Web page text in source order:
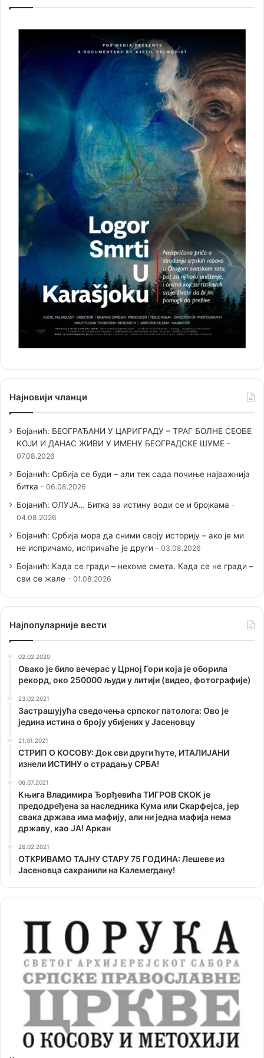
Најновији чланци
Бојанић: БЕОГРАЂАНИ У ЦАРИГРАДУ – ТРАГ БОЛНЕ СЕОБЕ
КОЈИ И ДАНАС ЖИВИ У ИМЕНУ БЕОГРАДСКЕ ШУМЕ
07.08.2026
Бојанић: Србија се буди – али тек сада почиње најважнија
битка
06.08.2026
Бојанић: ОЛУЈА… Битка за истину води се и бројкама
04.08.2026
Бојанић: Србија мора да сними своју историју – ако је ми
не испричамо, испричаће је други
03.08.2026
Бојанић: Када се гради – некоме смета. Када се не гради –
сви се жале
01.08.2026
Наjпопуларније вести
02.02.2020
Овако је било вечерас у Црној Гори која је оборила
рекорд, око 250000 људи у литији (видео, фотографије)
23.02.2021
Застрашујућа сведочења српског патолога: Ово је
једина истина о броју убијених у Јасеновцу
21.01.2021
СТРИП О KОСОВУ: Док сви други ћуте, ИТАЛИЈАНИ
изнели ИСТИНУ о страдању СРБА!
06.07.2021
Књига Владимира Ђорђевића ТИГРОВ СКОК је
предодређена за наследника Кума или Скарфејса, јер
свака држава има мафију, али ни једна мафија нема
државу, као ЈА! Аркан
26.02.2021
ОТKРИВАМО ТАЈНУ СТАРУ 75 ГОДИНА: Лешеве из
Јасеновца сахранили на Kалемегдану!